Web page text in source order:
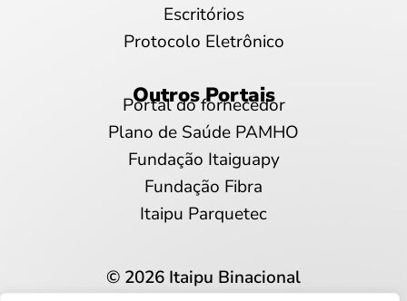
Escritórios
Protocolo Eletrônico
Outros Portais
Portal do fornecedor
Plano de Saúde PAMHO
Fundação Itaiguapy
Fundação Fibra
Itaipu Parquetec
© 2026 Itaipu Binacional